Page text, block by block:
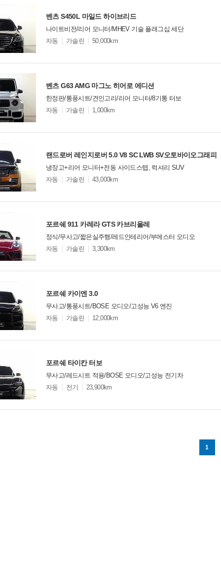
벤츠 S450L 마일드 하이브리드
나이트비전/리어 모니터/MHEV 기술 플래그십 세단
모
션
자동 가솔린 50,000km
벤츠 G63 AMG 마그노 히어로 에디션
한정판/통풍시트/견인고리/리어 모니터/8기통 터보
모
션
자동 가솔린 1,000km
랜드로버 레인지로버 5.0 V8 SC LWB SV오토바이오그래피
냉장고+리어 모니터+전동 사이드스텝, 럭셔리 SUV
모
션
자동 가솔린 43,000km
포르쉐 911 카레라 GTS 카브리올레
정식/무사고/짧은실주행/레드인테리어/부메스터 오디오
모
션
자동 가솔린 3,300km
포르쉐 카이엔 3.0
무사고/통풍시트/BOSE 오디오/고성능 V6 엔진
모
션
자동 가솔린 12,000km
포르쉐 타이칸 터보
무사고/레드시트 적용/BOSE 오디오/고성능 전기차
모
션
자동 전기 23,900km
1